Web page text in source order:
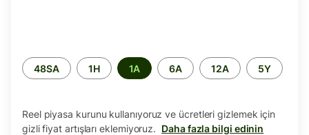
Zaman
aralığı
48SA 1H 1A 6A 12A 5Y
Reel piyasa kurunu kullanıyoruz ve ücretleri gizlemek için
gizli fiyat artışları eklemiyoruz. Daha fazla bilgi edinin